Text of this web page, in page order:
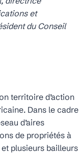
et
du Conseil
territoire d’action
Dans le cadre
d’aires
de propriétés à
plusieurs bailleurs